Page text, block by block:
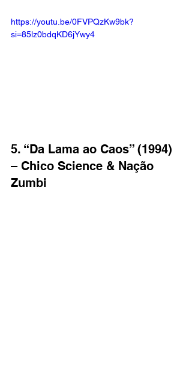
https://youtu.be/0FVPQzKw9bk?
si=85lz0bdqKD6jYwy4
5. “Da Lama ao Caos” (1994)
– Chico Science & Nação
Zumbi